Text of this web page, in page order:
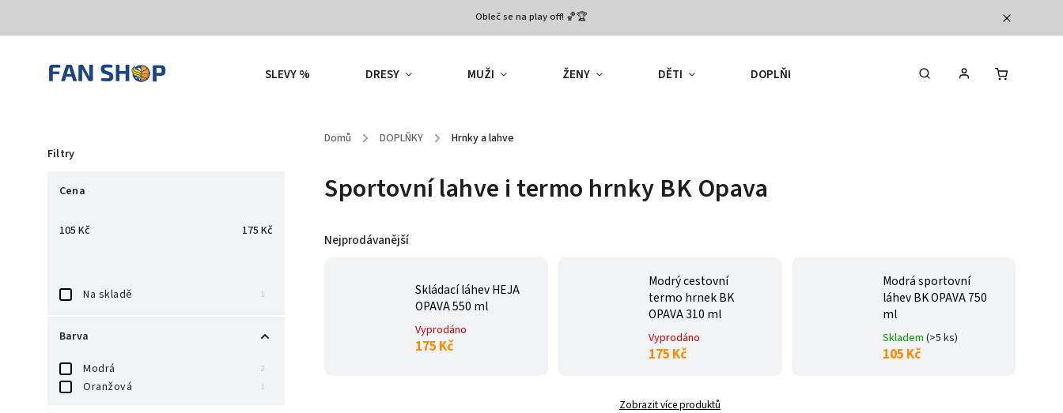
Obleč se na play off! 🏀🏆
SLEVY % DRESY MUŽI ŽENY DĚTI DOPLŇKY BASKETBALOVÉ VYBAVENÍ
Domů / DOPLŇKY /
Hrnky a lahve
Filtry
Cena
105 Kč 175 Kč
Na skladě 1
Barva
Modrá 2
Oranžová 1
Sportovní lahve i termo hrnky BK Opava
Nejprodávanější
Skládací láhev HEJA
OPAVA 550 ml
Vyprodáno
175 Kč
Modrý cestovní
termo hrnek BK
OPAVA 310 ml
Vyprodáno
175 Kč
Modrá sportovní
láhev BK OPAVA 750
ml
Skladem (>5 ks)
105 Kč
Zobrazit více produktů